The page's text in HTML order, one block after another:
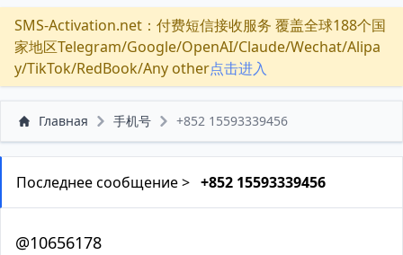
SMS-Activation.net：付费短信接收服务 覆盖全球188个国
家地区Telegram/Google/OpenAI/Claude/Wechat/Alipa
y/TikTok/RedBook/Any other点击进入
Главная 手机号 +852 15593339456
Последнее сообщение > +852 15593339456
@10656178